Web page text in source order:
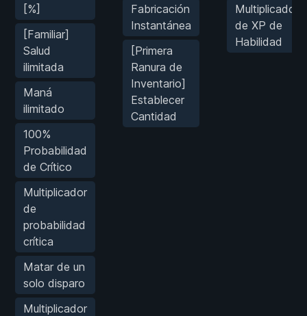
[%]
[Familiar]
Salud
ilimitada
Maná
ilimitado
100%
Probabilidad
de Crítico
Multiplicador
de
probabilidad
crítica
Matar de un
solo disparo
Multiplicador
Fabricación
Instantánea
[Primera
Ranura de
Inventario]
Establecer
Cantidad
Multiplicador
de XP de
Habilidad